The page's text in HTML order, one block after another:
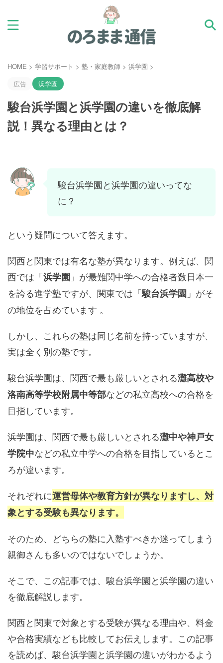
HOME > 学習サポート > 塾・家庭教師 > 浜学園 >
広告
浜学園
駿台浜学園と浜学園の違いを徹底解
説！異なる理由とは？
駿台浜学園と浜学園の違いってな
に？
という疑問について答えます。
関西と関東では有名な塾が異なります。例えば、関
西では「浜学園 」が最難関中学への合格者数日本一
を誇る進学塾ですが、関東では「駿台浜学園 」がそ
の地位を占めています 。
しかし、これらの塾は同じ名前を持っていますが、
実は全く別の塾です。
駿台浜学園は、関西で最も厳しいとされる灘高校や
洛南高等学校附属中等部などの私立高校への合格を
目指しています。
浜学園は、関西で最も厳しいとされる灘中や神戸女
学院中などの私立中学への合格を目指しているとこ
ろが違います。
それぞれに運営母体や教育方針が異なりますし、対
象とする受験も異なります。
そのため、どちらの塾に入塾すべきか迷ってしまう
親御さんも多いのではないでしょうか。
そこで、この記事では、駿台浜学園と浜学園の違い
を徹底解説します。
関西と関東で対象とする受験が異なる理由や、料金
や合格実績なども比較してお伝えします。この記事
を読めば、駿台浜学園と浜学園の違いがわかるよう